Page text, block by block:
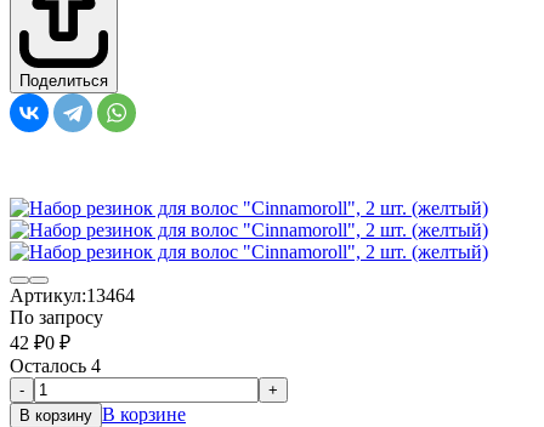
Поделиться
Артикул:13464
По запросу
42 ₽0 ₽
Осталось 4
-
+
В корзину В корзине